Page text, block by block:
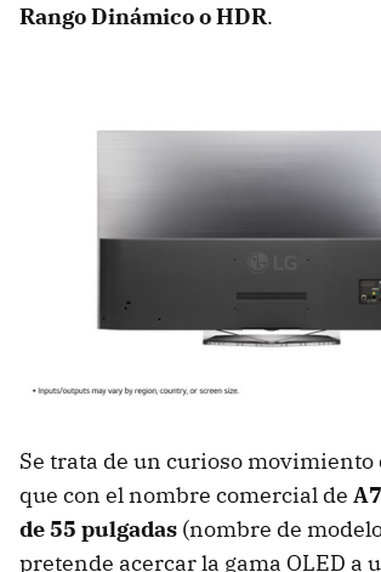
Rango Dinámico o HDR.
Se trata de un curioso movimiento
que con el nombre comercial de
de 55 pulgadas (nombre de
pretende acercar la gama OLED a